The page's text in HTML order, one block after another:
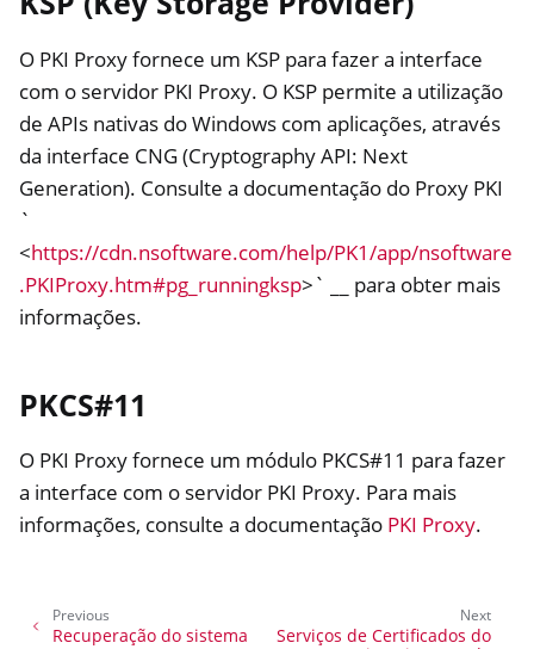
O PKI Proxy fornece um KSP para fazer a interface
com o servidor PKI Proxy. O KSP permite a utilização
de APIs nativas do Windows com aplicações, através
da interface CNG (Cryptography API: Next
Generation). Consulte a documentação do Proxy PKI
`
<https://cdn.nsoftware.com/help/PK1/app/nsoftware
.PKIProxy.htm#pg_runningksp>` __ para obter mais
informações.
PKCS#11
O PKI Proxy fornece um módulo PKCS#11 para fazer
a interface com o servidor PKI Proxy. Para mais
informações, consulte a documentação PKI Proxy.
Next
Serviços de Certificados do
Previous
Recuperação do sistema